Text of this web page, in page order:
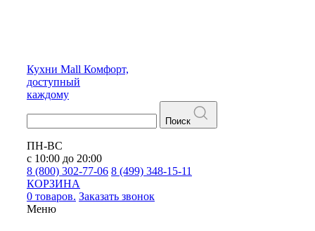
Кухни Mall Комфорт,
доступный
каждому
Поиск
ПН-ВС
с 10:00 до 20:00
8 (800) 302-77-06 8 (499) 348-15-11
КОРЗИНА
0 товаров. Заказать звонок
Меню